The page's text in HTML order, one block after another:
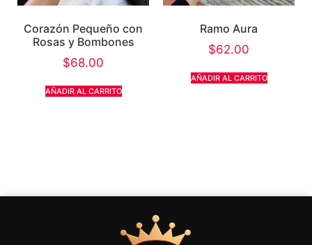
Corazón Pequeño con
Rosas y Bombones
$68.00
AÑADIR AL CARRITO
Ramo Aura
$62.00
AÑADIR AL CARRITO